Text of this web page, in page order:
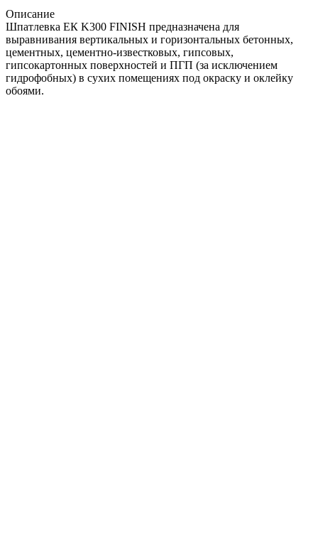
Описание
Шпатлевка ЕК K300 FINISH предназначена для
выравнивания вертикальных и горизонтальных бетонных,
цементных, цементно-известковых, гипсовых,
гипсокартонных поверхностей и ПГП (за исключением
гидрофобных) в сухих помещениях под окраску и оклейку
обоями.